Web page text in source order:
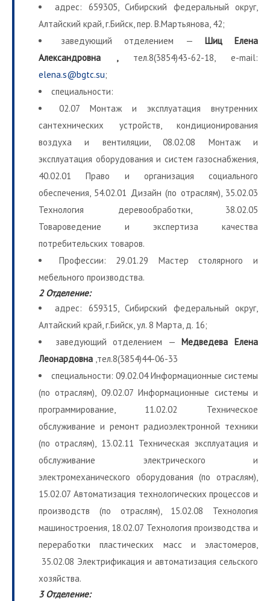
адрес: 659305, Сибирский федеральный округ,
Алтайский край, г.Бийск, пер. В.Мартьянова, 42;
заведующий отделением — Шиц Елена
Александровна , тел.8(3854)43-62-18, e-mail:
elena.s@bgtc.su;
специальности:
02.07 Монтаж и эксплуатация внутренних
сантехнических устройств, кондиционирования
воздуха и вентиляции, 08.02.08 Монтаж и
эксплуатация оборудования и систем газоснабжения,
40.02.01 Право и организация социального
обеспечения, 54.02.01 Дизайн (по отраслям), 35.02.03
Технология деревообработки, 38.02.05
Товароведение и экспертиза качества
потребительских товаров.
Профессии: 29.01.29 Мастер столярного и
мебельного производства.
2 Отделение:
адрес: 659315, Сибирский федеральный округ,
Алтайский край, г.Бийск, ул. 8 Марта, д. 16;
заведующий отделением —Медведева Елена
Леонардовна ,тел.8(3854)44-06-33
специальности: 09.02.04 Информационные системы
(по отраслям), 09.02.07 Информационные системы и
программирование, 11.02.02 Техническое
обслуживание и ремонт радиоэлектронной техники
(по отраслям), 13.02.11 Техническая эксплуатация и
обслуживание электрического и
электромеханического оборудования (по отраслям),
15.02.07 Автоматизация технологических процессов и
производств (по отраслям), 15.02.08 Технология
машиностроения, 18.02.07 Технология производства и
переработки пластических масс и эластомеров,
35.02.08 Электрификация и автоматизация сельского
хозяйства.
3 Отделение: